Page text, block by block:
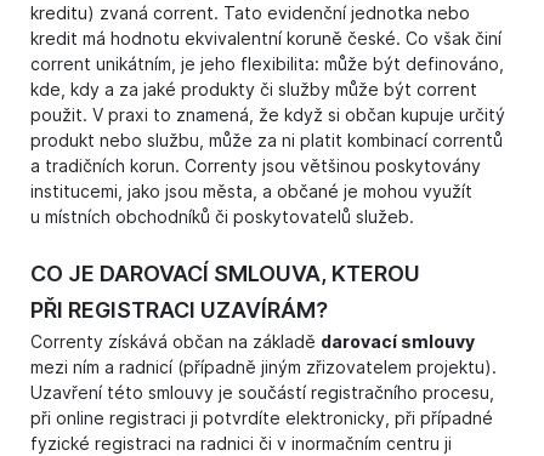
kreditu) zvaná corrent. Tato evidenční jednotka nebo
kredit má hodnotu ekvivalentní koruně české. Co však činí
corrent unikátním, je jeho flexibilita: může být definováno,
kde, kdy a za jaké produkty či služby může být corrent
použit. V praxi to znamená, že když si občan kupuje určitý
produkt nebo službu, může za ni platit kombinací correntů
a tradičních korun. Correnty jsou většinou poskytovány
institucemi, jako jsou města, a občané je mohou využít
u místních obchodníků či poskytovatelů služeb.
CO JE DAROVACÍ SMLOUVA, KTEROU
PŘI REGISTRACI UZAVÍRÁM?
Correnty získává občan na základě darovací smlouvy
mezi ním a radnicí (případně jiným zřizovatelem projektu).
Uzavření této smlouvy je součástí registračního procesu,
při online registraci ji potvrdíte elektronicky, při případné
fyzické registraci na radnici či v inormačním centru ji